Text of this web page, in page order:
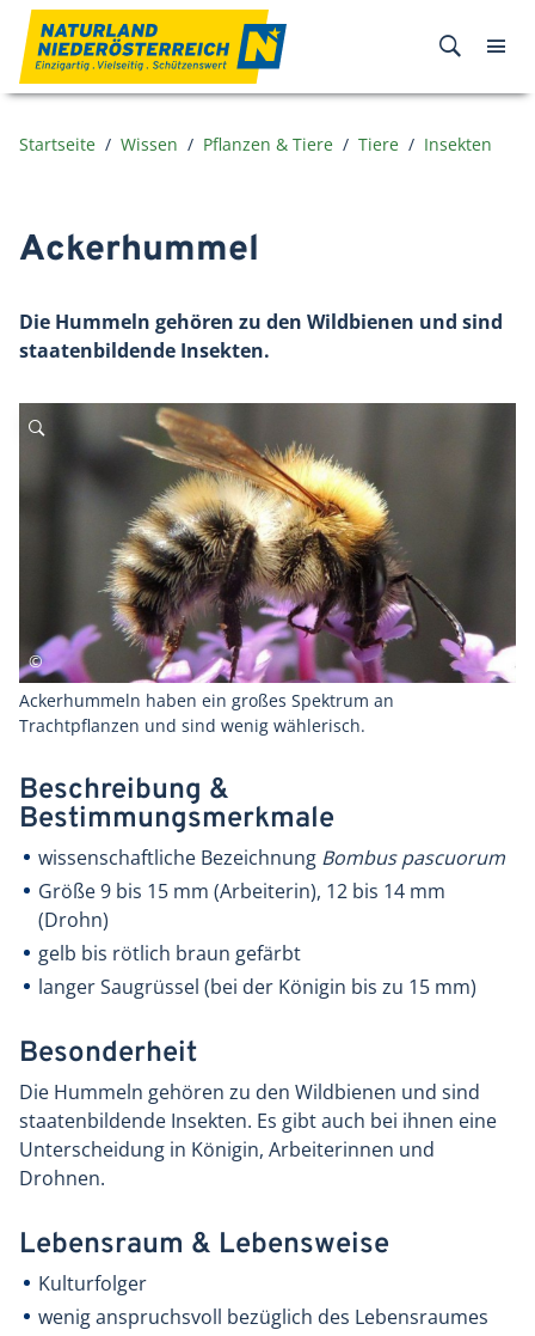
Zum Inhalt
Startseite Wissen Pflanzen & Tiere Tiere Insekten
Ackerhummel
Die Hummeln gehören zu den Wildbienen und sind
staatenbildende Insekten.
Ackerhummeln haben ein großes Spektrum an
Trachtpflanzen und sind wenig wählerisch.
Beschreibung &
Bestimmungsmerkmale
wissenschaftliche Bezeichnung Bombus pascuorum
Größe 9 bis 15 mm (Arbeiterin), 12 bis 14 mm
(Drohn)
gelb bis rötlich braun gefärbt
langer Saugrüssel (bei der Königin bis zu 15 mm)
Besonderheit
Die Hummeln gehören zu den Wildbienen und sind
staatenbildende Insekten. Es gibt auch bei ihnen eine
Unterscheidung in Königin, Arbeiterinnen und
Drohnen.
Lebensraum & Lebensweise
Kulturfolger
wenig anspruchsvoll bezüglich des Lebensraumes